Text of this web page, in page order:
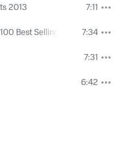
2013
7:11
Best Selling Chart Hits + DJ Mix
7:34
7:31
6:42